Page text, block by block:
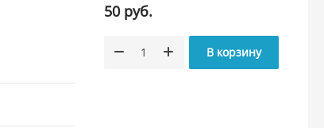
50 руб.
В корзину